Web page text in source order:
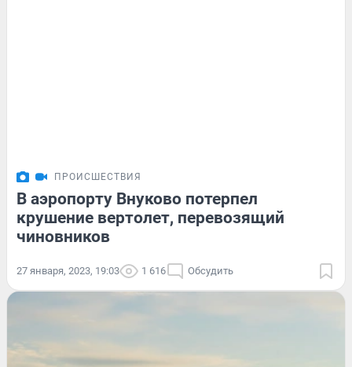
ПРОИСШЕСТВИЯ
В аэропорту Внуково потерпел
крушение вертолет, перевозящий
чиновников
27 января, 2023, 19:03 1 616 Обсудить